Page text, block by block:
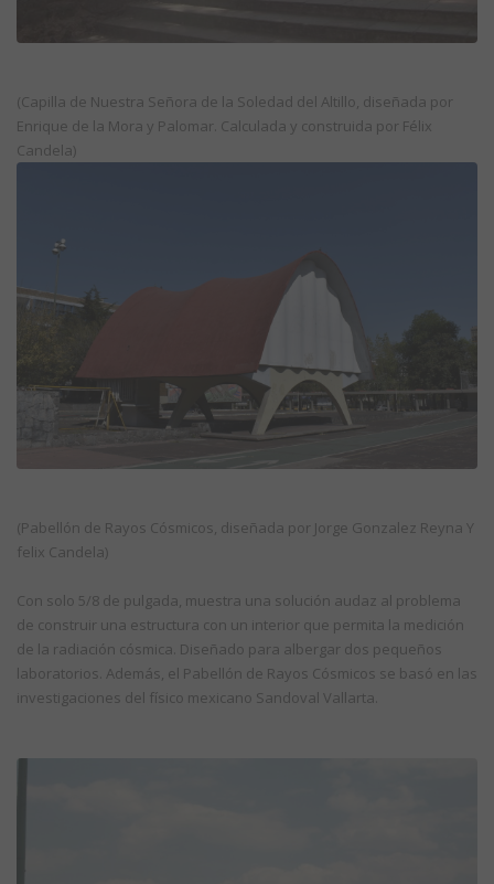
(Capilla de Nuestra Señora de la Soledad del Altillo, diseñada por
Enrique de la Mora y Palomar. Calculada y construida por Félix
Candela)
(Pabellón de Rayos Cósmicos, diseñada por Jorge Gonzalez Reyna Y
felix Candela)
Con solo 5/8 de pulgada, muestra una solución audaz al problema
de construir una estructura con un interior que permita la medición
de la radiación cósmica. Diseñado para albergar dos pequeños
laboratorios. Además, el Pabellón de Rayos Cósmicos se basó en las
investigaciones del físico mexicano Sandoval Vallarta.